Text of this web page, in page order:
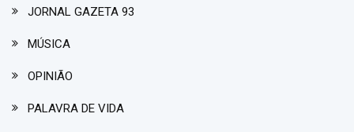
JORNAL GAZETA 93
MÚSICA
OPINIÃO
PALAVRA DE VIDA